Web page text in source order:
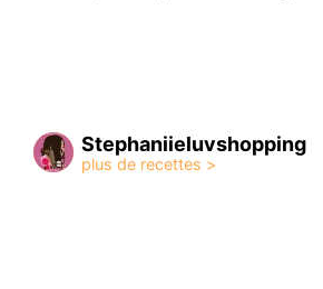
Stephaniieluvshopping